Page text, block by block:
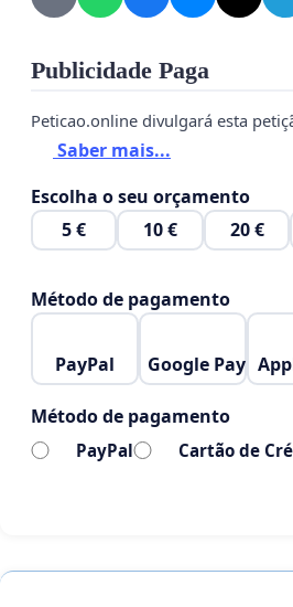
preservadas.
Por fim, assinamos contra a
públicas que abusam de sua
reprimir, ameaçar, intimidar
legal de suas funções
enquanto cidadãos brasileiros.
obs.: confirme a sua
Publicidade Paga
Peticao.online divulgará esta
Saber mais...
Escolha o seu orçamento
5 €
10 € 20 €
Método de pagamento
PayPal Google Pay
Método de pagamento
PayPal Cartão de